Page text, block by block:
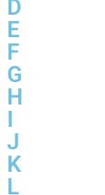
D
E
F
G
H
I
J
K
L